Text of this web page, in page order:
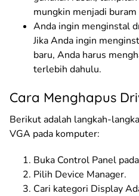
mungkin menjadi
Anda ingin menginstal
Jika Anda ingin
baru, Anda harus
terlebih dahulu.
Cara Menghapus
Berikut adalah langkah-
VGA pada komputer:
Buka Control Panel
Pilih Device Manager.
Cari kategori Display